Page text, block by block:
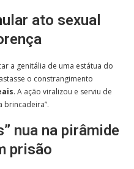
ato sexual
a genitália de uma estátua do
o constrangimento
. A ação viralizou e serviu de
brincadeira”.
nua na pirâmide
prisão